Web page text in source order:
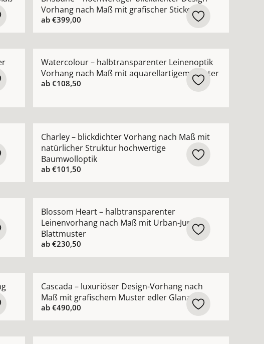
Vorhang nach Maß mit grafischer Stickerei
ab€399,00
Watercolour – halbtransparenter Leinenoptik
Vorhang nach Maß mit aquarellartigem Muster
ab€108,50
Charley – blickdichter Vorhang nach Maß mit
natürlicher Struktur hochwertige
Baumwolloptik
ab€101,50
Blossom Heart – halbtransparenter
Leinenvorhang nach Maß mit Urban-Jungle-
Blattmuster
ab€230,50
Cascada – luxuriöser Design-Vorhang nach
Maß mit grafischem Muster edler Glanz
ab€490,00